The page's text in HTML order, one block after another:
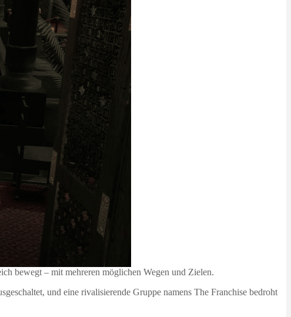
bewegt – mit mehreren möglichen Wegen und Zielen.
und eine rivalisierende Gruppe namens The Franchise bedroht